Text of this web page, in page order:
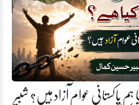
عوام آزاد ہیں؟ شبیر